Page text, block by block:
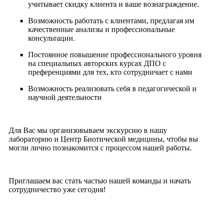
учитывает скидку клиента и ваше вознаграждение.
Возможность работать с клиентами, предлагая им
качественные анализы и профессиональные
консультации.
Постоянное повышение профессионального уровня
на специальных авторских курсах ДПО с
преференциями для тех, кто сотрудничает с нами
Возможность реализовать себя в педагогической и
научной деятельности
Для Вас мы организовываем экскурсию в нашу
лабораторию и Центр Биотической медицины, чтобы вы
могли лично познакомится с процессом нашей работы.
Приглашаем вас стать частью нашей команды и начать
сотрудничество уже сегодня!